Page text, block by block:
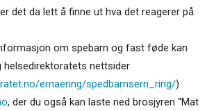
det da lett å finne ut hva det reagerer på.
om spebarn og fast føde kan
helsedirektoratets nettsider
ernaering/spedbarnsern_ring/)
, der du også kan laste ned brosjyren “Mat